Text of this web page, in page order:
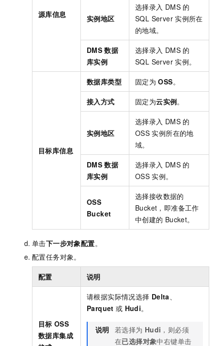
源库信息 实例地区
选择录入 DMS 的
SQL Server 实例所在
的地域。
DMS 数据
库实例
选择录入 DMS 的
SQL Server 实例。
目标库信息
数据库类型 固定为 OSS。
接入方式 固定为云实例。
实例地区
选择录入 DMS 的
OSS 实例所在的地
域。
DMS 数据
库实例
选择录入 DMS 的
OSS 实例。
OSS
Bucket
选择接收数据的
Bucket，即准备工作
中创建的 Bucket。
单击下一步对象配置。
配置任务对象。
配置 说明
目标 OSS
数据库集成
请根据实际情况选择 Delta
Parquet 或 Hudi。
说明 若选择为 Hudi ，则必须
在已选择对象中右键单击